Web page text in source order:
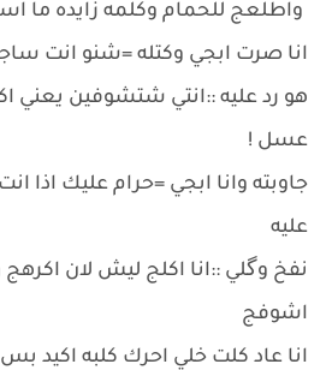
واطلعج للحمام وكلمه زايده ما
انا صرت ابجي وكتله =شنو انت
هو رد عليه ::انتي شتشوفين يعني
عسل !
جاوبته وانا ابجي =حرام عليك اذا
عليه
نفخ وگلي ::انا اكلج ليش لان
اشوفج
انا عاد كلت خلي احرك كلبه اكيد